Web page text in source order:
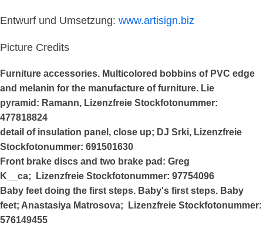
Entwurf und Umsetzung: www.artisign.biz
Picture Credits
Furniture accessories. Multicolored bobbins of PVC edge
and melanin for the manufacture of furniture. Lie
pyramid: Ramann, Lizenzfreie Stockfotonummer:
477818824
detail of insulation panel, close up; DJ Srki, Lizenzfreie
Stockfotonummer: 691501630
Front brake discs and two brake pad: Greg
K__ca; Lizenzfreie Stockfotonummer: 97754096
Baby feet doing the first steps. Baby's first steps. Baby
feet; Anastasiya Matrosova; Lizenzfreie Stockfotonummer:
576149455